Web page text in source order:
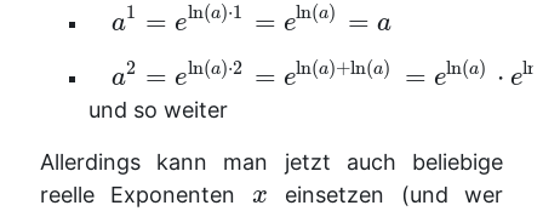
a1 = eln(a)⋅1 = eln(a) = a
a2 = eln(a)⋅2 = eln(a)+ln(a) = eln(a) ⋅ eln
und so weiter
Allerdings kann man jetzt auch beliebige
reelle Exponenten x einsetzen (und wer